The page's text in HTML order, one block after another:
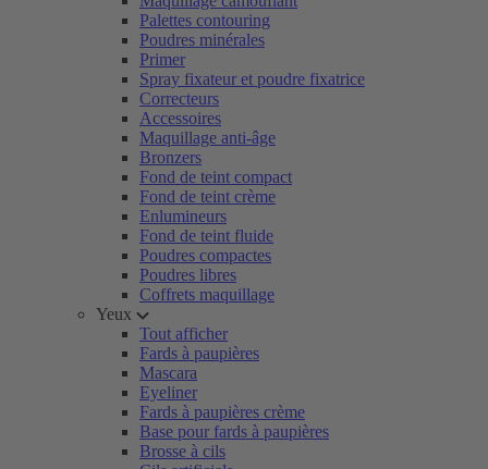
Palettes contouring
Poudres minérales
Primer
Spray fixateur et poudre fixatrice
Correcteurs
Accessoires
Maquillage anti-âge
Bronzers
Fond de teint compact
Fond de teint crème
Enlumineurs
Fond de teint fluide
Poudres compactes
Poudres libres
Coffrets maquillage
Yeux
Tout afficher
Fards à paupières
Mascara
Eyeliner
Fards à paupières crème
Base pour fards à paupières
Brosse à cils